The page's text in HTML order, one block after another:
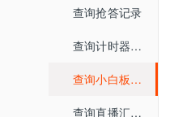
批量上传在线文档
查询抢答记录
查询计时器记录
查询小白板提交记录
查询直播汇总信息